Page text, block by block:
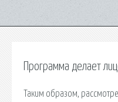
Программа делает
Таким образом,